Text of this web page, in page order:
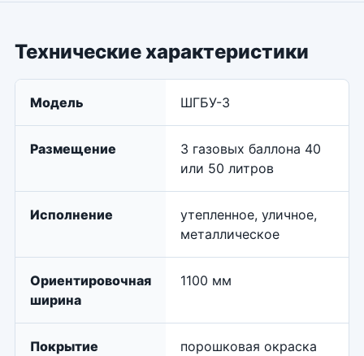
Технические характеристики
Модель ШГБУ-3
Размещение
3 газовых баллона 40
или 50 литров
Исполнение
утепленное, уличное,
металлическое
Ориентировочная
ширина
1100 мм
Покрытие
порошковая окраска